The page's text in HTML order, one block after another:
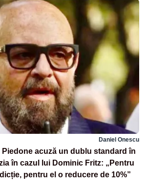
Daniel Onescu
acuză un dublu standard în
în cazul lui Dominic Fritz: „Pentru
pentru el o reducere de 10%”